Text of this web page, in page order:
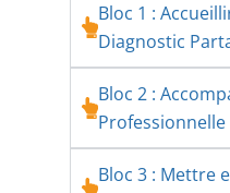
Bloc 1 :
Diagnostic
Bloc 2 :
Professionnelle
Bloc 3 : Mettre